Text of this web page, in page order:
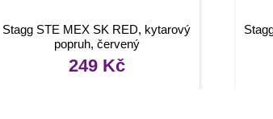
Stagg STE MEX SK RED, kytarový
popruh, červený
249 Kč